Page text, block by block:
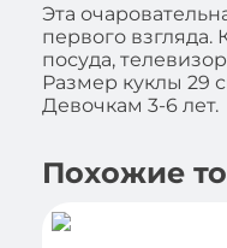
Эта
первого
посуда,
Размер куклы 29
Девочкам 3-6 лет.
Похожие